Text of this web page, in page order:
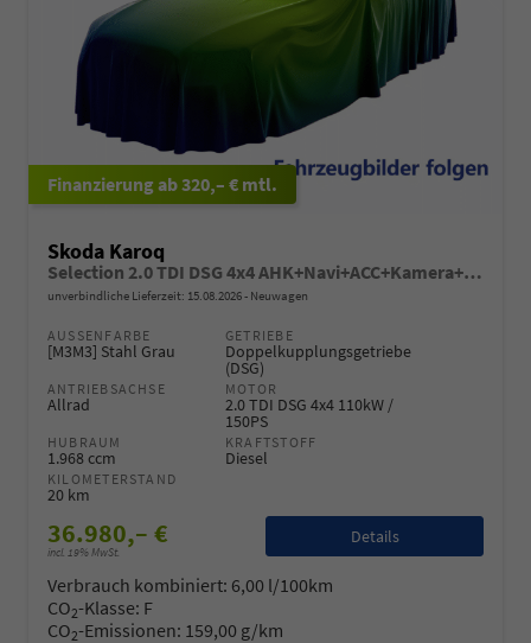
ab 320,– € mtl.
Skoda Karoq
Selection 2.0 TDI DSG 4x4 AHK+Navi+ACC+Kamera+Sitzheiz+eHeck+Chrom+Lodge+GV5
unverbindliche Lieferzeit: 15.08.2026 Neuwagen
AUSSENFARBE
[M3M3] Stahl Grau
GETRIEBE
Doppelkupplungsgetriebe
(DSG)
ANTRIEBSACHSE
Allrad
MOTOR
2.0 TDI DSG 4x4 110kW /
150PS
HUBRAUM
1.968 ccm
KRAFTSTOFF
Diesel
KILOMETERSTAND
20 km
36.980,– €
incl. 19% MwSt.
Details
Verbrauch kombiniert: 6,00 l/100km
CO2-Klasse: F
CO2-Emissionen: 159,00 g/km